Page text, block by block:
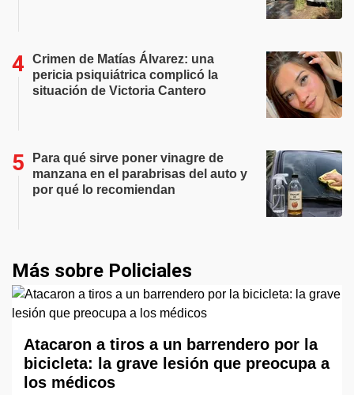
Crimen de Matías Álvarez: una
pericia psiquiátrica complicó la
situación de Victoria Cantero
Para qué sirve poner vinagre de
manzana en el parabrisas del auto y
por qué lo recomiendan
Más sobre Policiales
Atacaron a tiros a un barrendero por la
bicicleta: la grave lesión que preocupa a
los médicos